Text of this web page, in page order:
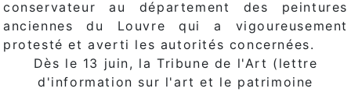
conservateur au département des peintures
anciennes du Louvre qui a vigoureusement
protesté et averti les autorités concernées.
Dès le 13 juin, la Tribune de l'Art (lettre
d'information sur l'art et le patrimoine